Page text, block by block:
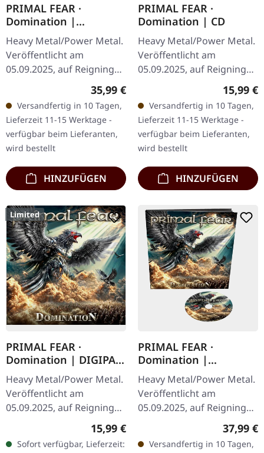
PRIMAL FEAR ·
Domination |
BLUE/BLACK 2LP
Heavy Metal/Power Metal.
Veröffentlicht am
05.09.2025, auf Reigning
marmoriertes Doppel-
Vinyl im Gatefold-Cover
inklusive…
Regulärer Preis:
35,99 €
Versandfertig in 10 Tagen,
Lieferzeit 11-15 Werktage -
verfügbar beim Lieferanten,
wird bestellt
HINZUFÜGEN
PRIMAL FEAR ·
Domination | CD
Heavy Metal/Power Metal.
Veröffentlicht am
05.09.2025, auf Reigning
Phoenix Music. CD im
Jewelcase. PRIMAL FEAR
liefern mit Domination ihr
bisher…
15,99 €
Versandfertig in 10 Tagen,
Lieferzeit 11-15 Werktage -
verfügbar beim Lieferanten,
wird bestellt
HINZUFÜGEN
Limited
PRIMAL FEAR ·
Domination | DIGIPAK
CD
Heavy Metal/Power Metal.
Veröffentlicht am
05.09.2025, auf Reigning
Phoenix Music. Limitierte
Auflage als CD im Digipak
mit Bonus-Track. PRIMAL
Regulärer Preis:
15,99 €
Sofort verfügbar, Lieferzeit:
PRIMAL FEAR ·
Domination |
EARBOOK CD
Heavy Metal/Power Metal.
Veröffentlicht am
05.09.2025, auf Reigning
Phoenix Music. Earbook
mit erweitertem Booklet
und Bonus-Track "Bridges
37,99 €
Versandfertig in 10 Tagen,